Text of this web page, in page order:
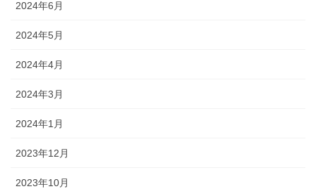
2024年6月
2024年5月
2024年4月
2024年3月
2024年1月
2023年12月
2023年10月